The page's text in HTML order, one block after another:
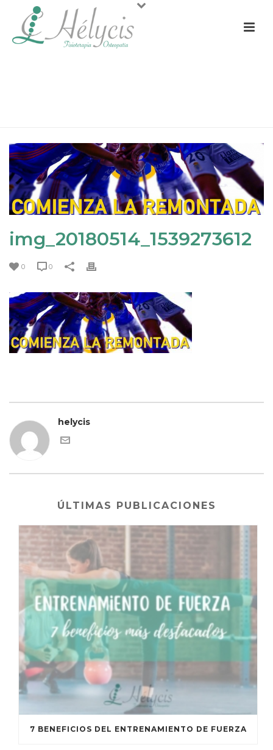
img_20180514_1539273612
0 0
helycis
ÚLTIMAS PUBLICACIONES
7 BENEFICIOS DEL ENTRENAMIENTO DE FUERZA